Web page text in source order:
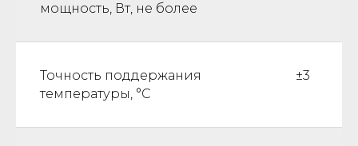
мощность, Вт, не более
Точность поддержания
температуры, °С
±3